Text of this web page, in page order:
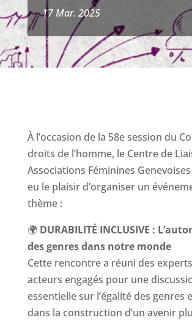
17 Mar. 2025
À l’occasion de la 58e session du
droits de l’homme, le Centre de
Associations Féminines Genevoises
eu le plaisir d’organiser un
thème :
🌍DURABILITÉ INCLUSIVE :
des genres dans notre monde
Cette rencontre a réuni des
acteurs engagés pour une
essentielle sur l’égalité des genres
dans la construction d’un avenir